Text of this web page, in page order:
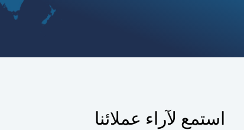
استمع لآراء عملائنا